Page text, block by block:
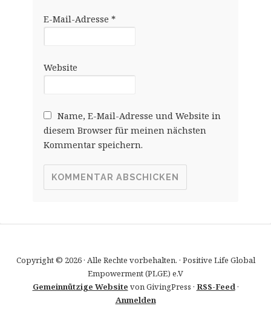
E-Mail-Adresse *
Website
Name, E-Mail-Adresse und Website in
diesem Browser für meinen nächsten
Kommentar speichern.
Copyright © 2026 · Alle Rechte vorbehalten. · Positive Life Global
Empowerment (PLGE) e.V
Gemeinnützige Website von GivingPress · RSS-Feed·
Anmelden